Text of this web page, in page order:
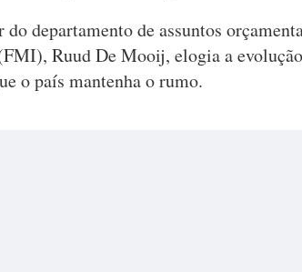
departamento de assuntos
Ruud De Mooij, elogia a evolução
o país mantenha o rumo.